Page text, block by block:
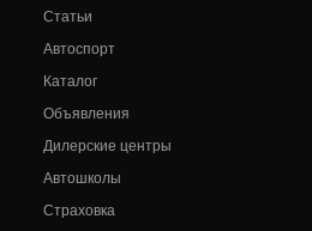
Статьи
Автоспорт
Каталог
Объявления
Дилерские центры
Автошколы
Страховка